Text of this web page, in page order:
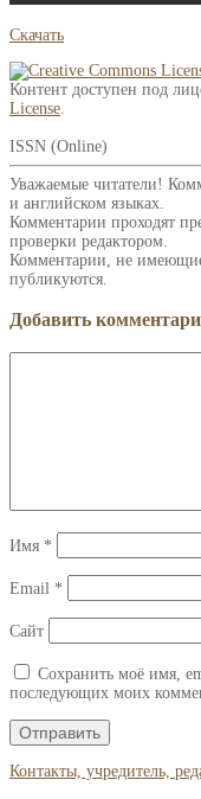
Скачать
Контент доступен под
License
ISSN (Online)
Уважаемые читатели!
и английском языках.
Комментарии проходят
проверки редактором.
Комментарии, не
публикуются.
Добавить
Имя *
Email *
Сайт
Сохранить моё имя,
последующих моих
Контакты, учредитель,